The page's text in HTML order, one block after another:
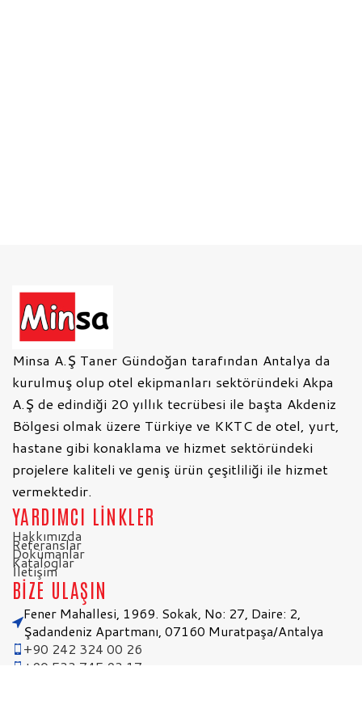
Minsa A.Ş Taner Gündoğan tarafından Antalya da
kurulmuş olup otel ekipmanları sektöründeki Akpa
A.Ş de edindiği 20 yıllık tecrübesi ile başta Akdeniz
Bölgesi olmak üzere Türkiye ve KKTC de otel, yurt,
hastane gibi konaklama ve hizmet sektöründeki
projelere kaliteli ve geniş ürün çeşitliliği ile hizmet
vermektedir.
YARDIMCI LİNKLER
Hakkımızda
Referanslar
Dokümanlar
Kataloglar
İletişim
BİZE ULAŞIN
Fener Mahallesi, 1969. Sokak, No: 27, Daire: 2,
Şadandeniz Apartmanı, 07160 Muratpaşa/Antalya
+90 242 324 00 26
+90 533 745 93 17